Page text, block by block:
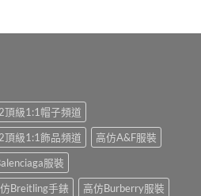
頂級1:1帽子頻道
頂級1:1飾品頻道
高仿A&F服裝
服裝
Breitling手錶
高仿Burberry服裝